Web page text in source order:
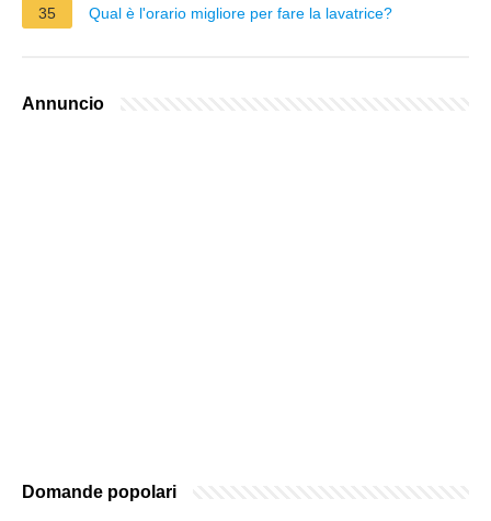
35 Qual è l'orario migliore per fare la lavatrice?
Annuncio
Domande popolari